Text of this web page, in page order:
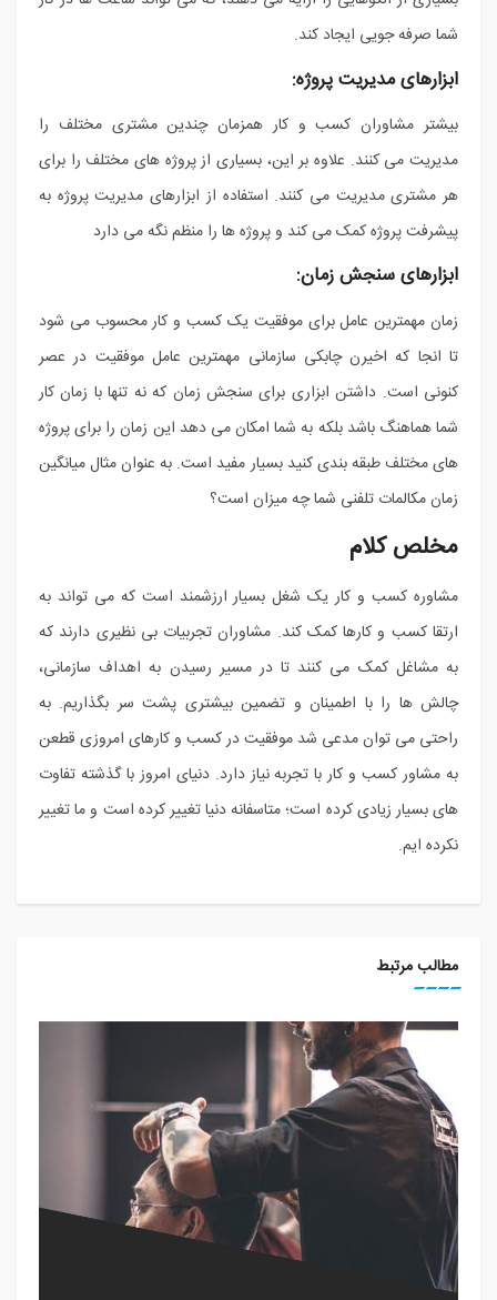
شما صرفه جویی ایجاد کند.
ابزارهای مدیریت پروژه:
بیشتر مشاوران کسب و کار همزمان چندین مشتری مختلف را
مدیریت می کنند. علاوه بر این، بسیاری از پروژه های مختلف را برای
هر مشتری مدیریت می کنند. استفاده از ابزارهای مدیریت پروژه به
پیشرفت پروژه کمک می کند و پروژه ها را منظم نگه می دارد
ابزارهای سنجش زمان:
زمان مهمترین عامل برای موفقیت یک کسب و کار محسوب می شود
تا انجا که اخیرن چابکی سازمانی مهمترین عامل موفقیت در عصر
کنونی است. داشتن ابزاری برای سنجش زمان که نه تنها با زمان کار
شما هماهنگ باشد بلکه به شما امکان می دهد این زمان را برای پروژه
های مختلف طبقه بندی کنید بسیار مفید است. به عنوان مثال میانگین
زمان مکالمات تلفنی شما چه میزان است؟
مخلص کلام
مشاوره کسب و کار یک شغل بسیار ارزشمند است که می تواند به
ارتقا کسب و کارها کمک کند. مشاوران تجربیات بی نظیری دارند که
به مشاغل کمک می کنند تا در مسیر رسیدن به اهداف سازمانی،
چالش ها را با اطمینان و تضمین بیشتری پشت سر بگذاریم. به
راحتی می توان مدعی شد موفقیت در کسب و کارهای امروزی قطعن
به مشاور کسب و کار با تجربه نیاز دارد. دنیای امروز با گذشته تفاوت
های بسیار زیادی کرده است؛ متاسفانه دنیا تغییر کرده است و ما تغییر
نکرده ایم.
مطالب مرتبط